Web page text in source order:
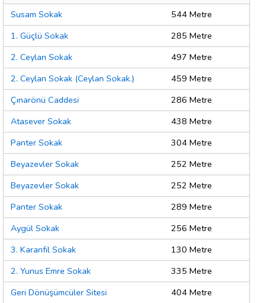
Susam Sokak
544 Metre
1. Güçlü Sokak
285 Metre
2. Ceylan Sokak
497 Metre
2. Ceylan Sokak (Ceylan Sokak.)
459 Metre
Çınarönü Caddesi
286 Metre
Atasever Sokak
438 Metre
Panter Sokak
304 Metre
Beyazevler Sokak
252 Metre
Beyazevler Sokak
252 Metre
Panter Sokak
289 Metre
Aygül Sokak
256 Metre
3. Karanfil Sokak
130 Metre
2. Yunus Emre Sokak
335 Metre
Geri Dönüşümcüler Sitesi
404 Metre